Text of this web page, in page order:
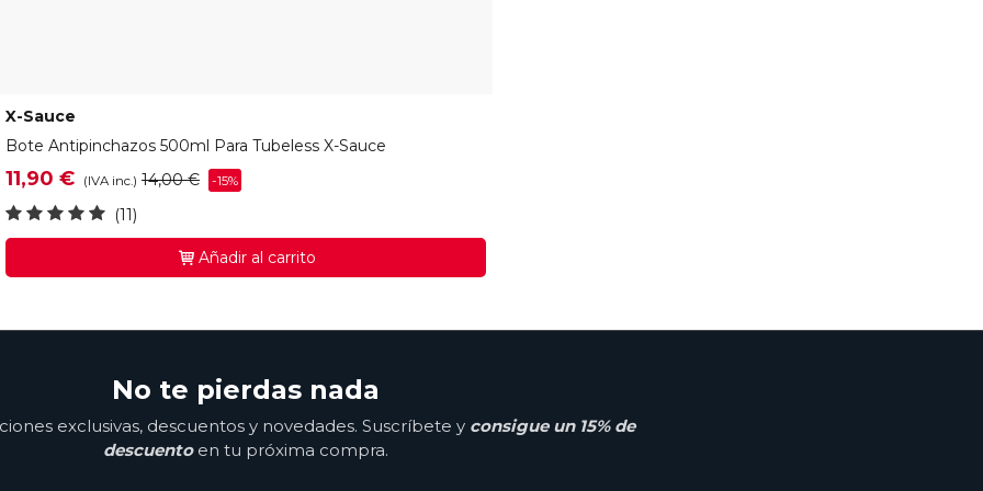
X-Sauce
Bote Antipinchazos 500ml Para Tubeless X-Sauce
11,90 € (IVA inc.) 14,00 € -15%
(11)
Añadir al carrito
No te pierdas nada
exclusivas, descuentos y novedades. Suscríbete y consigue un 15% de
descuentoen tu próxima compra.